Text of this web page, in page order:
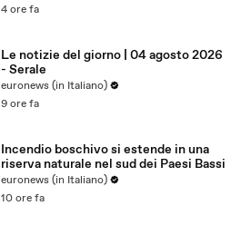
4 ore fa
Le notizie del giorno | 04 agosto 2026
- Serale
euronews (in Italiano)
9 ore fa
Incendio boschivo si estende in una
riserva naturale nel sud dei Paesi Bassi
euronews (in Italiano)
10 ore fa